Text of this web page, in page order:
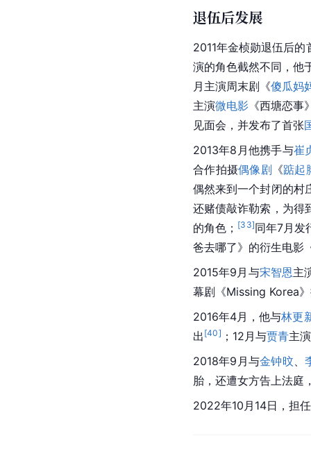
退伍后发展
2011年金桢勋退伍后
演的角色截然不同，他
月主演周末剧《傻瓜妈
主演微电影 《西塘恋
见面会，并发布了首张
2013年8月他携手与崔
合作拍摄偶像剧 《踮起
偶然来到一个封闭的村
还赌债敲诈勒索，为得
的角色； [33]同年7月发
爸去哪了》的衍生电影
2015年9月与宋智恩主
幕剧《Missing Korea
2016年4月，他与林更
出 [40] ；12月与贾青主
2018年9月与金钟旼、
胎，还遭女方告上法庭
2022年10月14日，担